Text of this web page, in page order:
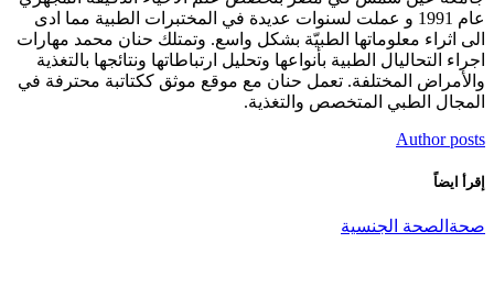
عام 1991 و عملت لسنوات عديدة في المختبرات الطبية مما ادى
الى اثراء معلوماتها الطبيّة بشكل واسع. وتمتلك حنان محمد مهارات
اجراء التحاليال الطبية بأنواعها وتحليل ارتباطاتها ونتائجها بالتغذية
والأمراض المختلفة. تعمل حنان مع موقع موثق ككتاتبة محترفة في
المجال الطبي المتخصص والتغذية.
Author posts
إقرأ ايضاً
صحة الصحة الجنسية